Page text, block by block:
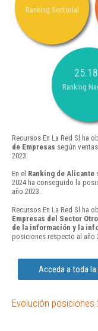
Ranking Sectorial
Ranking
Recursos En La Red Sl ha
de Empresas según
2023.
En el Ranking de Alicante
2024 ha conseguido la
año 2023.
Recursos En La Red Sl ha
Empresas del Sector
de la información y la
posiciones respecto al año
Acceda a toda la
Evolución posiciones